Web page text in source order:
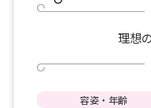
理想
容姿・年齢